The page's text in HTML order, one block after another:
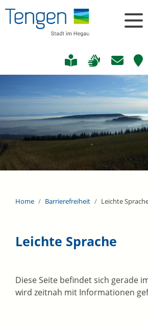
Home Barrierefreiheit Leichte
Leichte Sprache
Diese Seite befindet sich gerade
wird zeitnah mit Informationen